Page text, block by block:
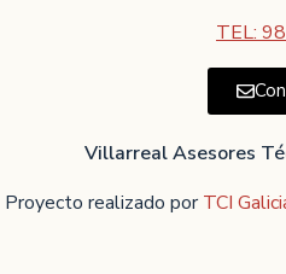
TEL:
Villarreal Asesores
Proyecto realizado porTCI